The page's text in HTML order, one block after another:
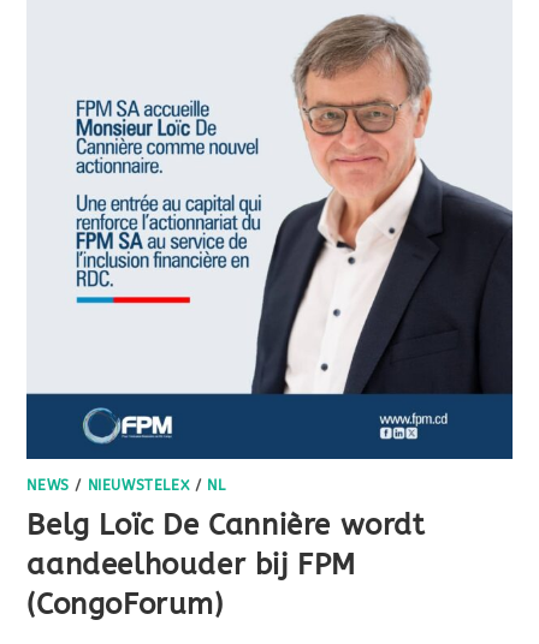
NEWS / NIEUWSTELEX/ NL
Belg Loïc De Cannière wordt
aandeelhouder bij FPM
(CongoForum)